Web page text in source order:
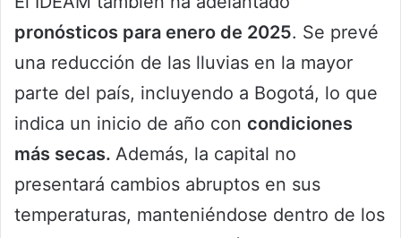
pronósticos para enero de 2025. Se prevé
una reducción de las lluvias en la mayor
parte del país, incluyendo a Bogotá, lo que
indica un inicio de año con condiciones
más secas. Además, la capital no
presentará cambios abruptos en sus
temperaturas, manteniéndose dentro de los